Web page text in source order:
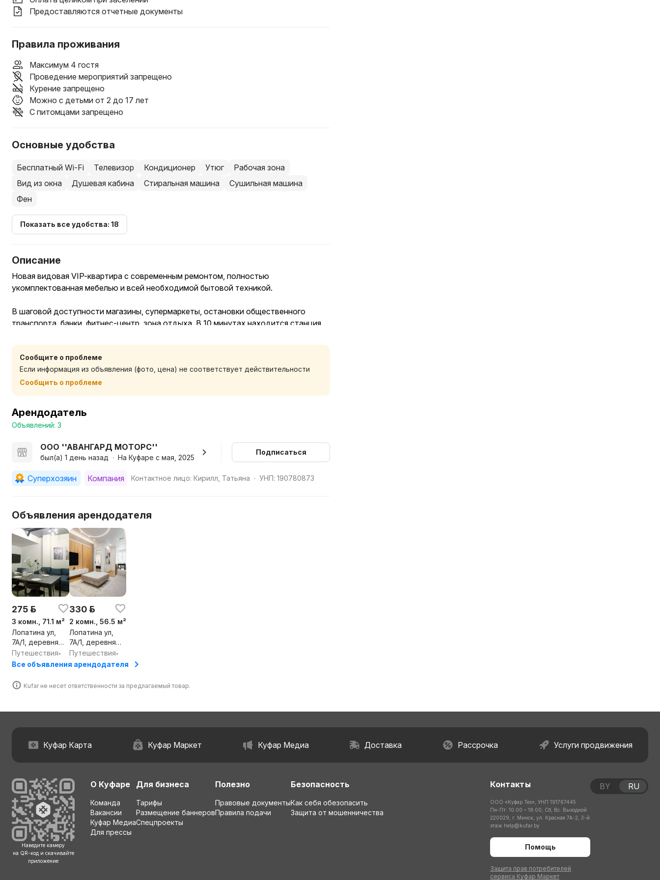
Предоставляются отчетные документы
Правила проживания
Максимум 4 гостя
Проведение мероприятий запрещено
Курение запрещено
Можно с детьми от 2 до 17 лет
С питомцами запрещено
Основные удобства
Бесплатный Wi-Fi Телевизор Кондиционер Утюг
Рабочая зона
Вид из окна
Душевая кабина Стиральная машина
Сушильная машина
Фен
Показать все удобства: 18
Описание
Новая видовая VIP-квартира с современным ремонтом, полностью
укомплектованная мебелью и всей необходимой бытовой техникой.
В шаговой доступности магазины, супермаркеты, остановки общественного
транспорта, банки, фитнес-центр, зона отдыха. В 10 минутах находится станция
Для подтверждения бронирования необходимо сделать предоплату. Принимаем
оплату банковскими картами или переводом на расчетный счет. Заключаем
договор. Предоставляем отчетные документы.
увеличение стоимости.
Заявки принимаются с 9.00 до 20.00.
Сообщите о проблеме
Если информация из объявления (фото, цена) не соответствует действительности
Сообщить о проблеме
Арендодатель
Объявлений: 3
ООО ''АВАНГАРД МОТОРС''
был(а) 1 день назад • На Куфаре с мая, 2025
Подписаться
Суперхозяин Компания Контактное лицо: Кирилл, Татьяна • УНП: 190780873
Объявления арендодателя
275 р.
3 комн., 71.1 м²
Лопатина ул,
7А/1, деревня
Копище,
Боровлянский
Минский район,
Минская обл.
Путешествия•
330 р.
2 комн., 56.5 м²
Лопатина ул,
7А/1, деревня
Копище,
Боровлянский
Путешествия•
Все объявления арендодателя
Kufar не несет ответственности за предлагаемый товар.
Куфар Карта Куфар Маркет Куфар Медиа Доставка Рассрочка Услуги продвижения
Наведите камеру
на QR-код и скачивайте
приложение
О Куфаре
Команда
Вакансии
Куфар Медиа
Для прессы
Для бизнеса
Тарифы
Размещение баннеров
Спецпроекты
Полезно
Правовые документы
Правила подачи
Безопасность
Как себя обезопасить
Защита от мошенничества
Контакты
ООО «Куфар Тех», УНП 191767445
Пн-Пт: 10:00 – 18:00; Сб, Вс: Выходной
220029, г. Минск, ул. Красная 7А-2, 3-й
этаж help@kufar.by
Помощь
Защита прав потребителей
сервиса Куфар Маркет
BY RU